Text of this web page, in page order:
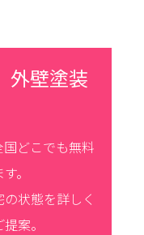
外壁塗装
どこでも無料
。
状態を詳しく
案。